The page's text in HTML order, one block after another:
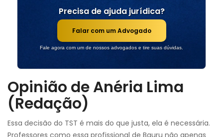
Precisa de ajuda jurídica?
Falar com um Advogado
Fale agora com um de nossos advogados e tire suas dúvidas.
Opinião de Anéria Lima
(Redação)
Essa decisão do TST é mais do que justa, ela é necessária.
Professores como essa profissional de Bauru não apenas